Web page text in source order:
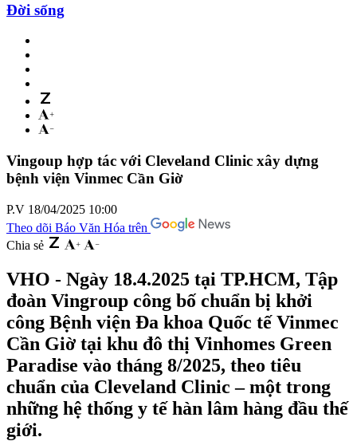
Đời sống
Vingoup hợp tác với Cleveland Clinic xây dựng
bệnh viện Vinmec Cần Giờ
P.V 18/04/2025 10:00
Theo dõi Báo Văn Hóa trên
Chia sẻ
VHO - Ngày 18.4.2025 tại TP.HCM, Tập
đoàn Vingroup công bố chuẩn bị khởi
công Bệnh viện Đa khoa Quốc tế Vinmec
Cần Giờ tại khu đô thị Vinhomes Green
Paradise vào tháng 8/2025, theo tiêu
chuẩn của Cleveland Clinic – một trong
những hệ thống y tế hàn lâm hàng đầu thế
giới.